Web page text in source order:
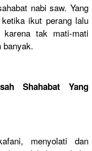
nabi saw. Yang
ikut perang lalu
tak mati-mati
banyak.
Shahabat Yang
menyolati dan